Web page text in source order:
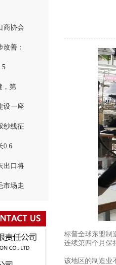
商协会
善：
，第
设一座
纱线征
0.6
出口将
市场走
标普全球东盟制
连续第四个月保
该地区的制造业